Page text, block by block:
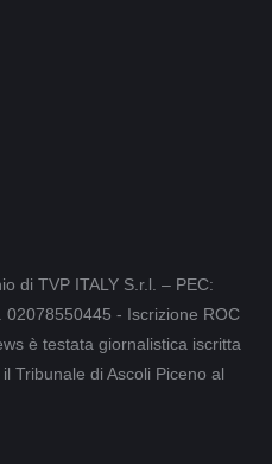
di TVP ITALY S.r.l. – PEC:
02078550445 - Iscrizione ROC
è testata giornalistica iscritta
Tribunale di Ascoli Piceno al